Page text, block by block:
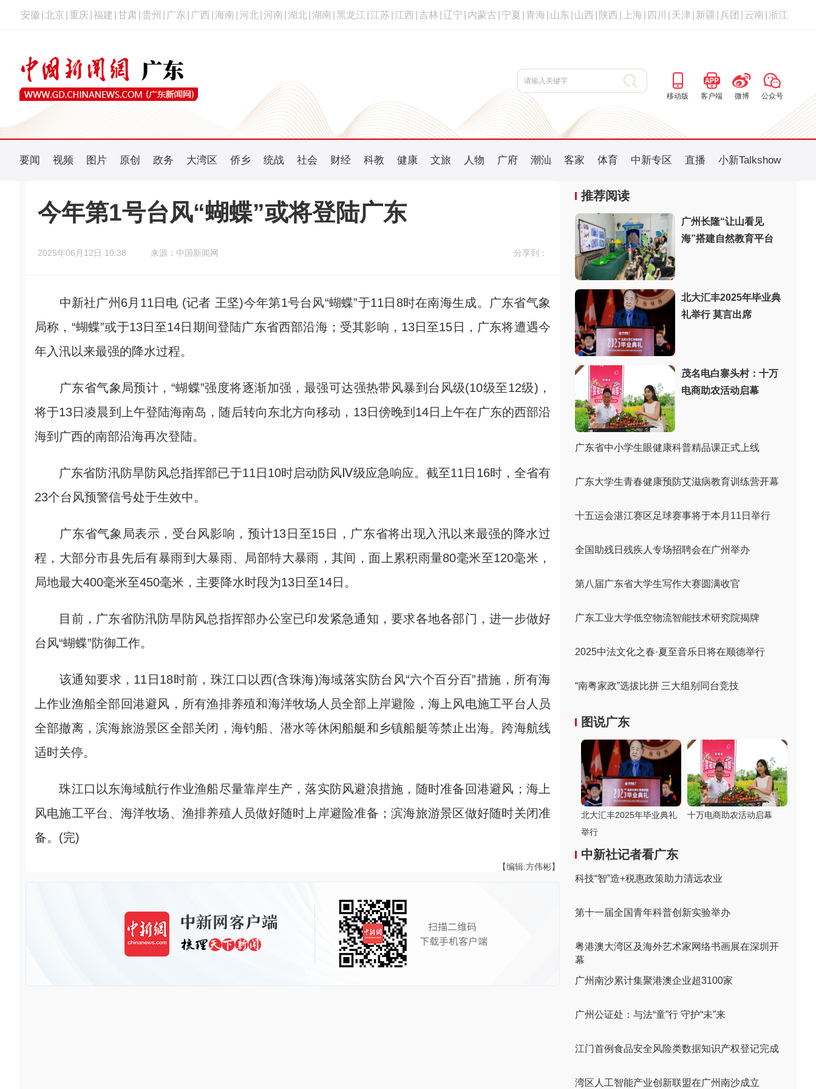
安徽 北京 重庆 福建 甘肃 贵州 广东 广西 海南 河北 河南 湖北 湖南 黑龙江 江苏 江西 吉林 辽宁 内蒙古 宁夏 青海 山东 山西 陕西 上海 四川 天津 新疆 兵团 云南 浙江
移动版 客户端 微博 公众号
要闻 视频 图片 原创 政务 大湾区 侨乡 统战 社会 财经 科教 健康 文旅 人物 广府 潮汕 客家 体育 中新专区 直播 小新Talkshow
今年第1号台风“蝴蝶”或将登陆广东
2025年06月12日 10:38 来源：中国新闻网 分享到：
中新社广州6月11日电 (记者 王坚)今年第1号台风“蝴蝶”于11日8时在南海生成。广东省气象
局称，“蝴蝶”或于13日至14日期间登陆广东省西部沿海；受其影响，13日至15日，广东将遭遇今
年入汛以来最强的降水过程。
广东省气象局预计，“蝴蝶”强度将逐渐加强，最强可达强热带风暴到台风级(10级至12级)，
将于13日凌晨到上午登陆海南岛，随后转向东北方向移动，13日傍晚到14日上午在广东的西部沿
海到广西的南部沿海再次登陆。
广东省防汛防旱防风总指挥部已于11日10时启动防风Ⅳ级应急响应。截至11日16时，全省有
23个台风预警信号处于生效中。
广东省气象局表示，受台风影响，预计13日至15日，广东省将出现入汛以来最强的降水过
程，大部分市县先后有暴雨到大暴雨、局部特大暴雨，其间，面上累积雨量80毫米至120毫米，
局地最大400毫米至450毫米，主要降水时段为13日至14日。
目前，广东省防汛防旱防风总指挥部办公室已印发紧急通知，要求各地各部门，进一步做好
台风“蝴蝶”防御工作。
该通知要求，11日18时前，珠江口以西(含珠海)海域落实防台风“六个百分百”措施，所有海
上作业渔船全部回港避风，所有渔排养殖和海洋牧场人员全部上岸避险，海上风电施工平台人员
全部撤离，滨海旅游景区全部关闭，海钓船、潜水等休闲船艇和乡镇船艇等禁止出海。跨海航线
适时关停。
珠江口以东海域航行作业渔船尽量靠岸生产，落实防风避浪措施，随时准备回港避风；海上
风电施工平台、海洋牧场、渔排养殖人员做好随时上岸避险准备；滨海旅游景区做好随时关闭准
备。(完)
【编辑:方伟彬】
推荐阅读
广州长隆“让山看见
海”搭建自然教育平台
北大汇丰2025年毕业典
礼举行 莫言出席
茂名电白寨头村：十万
电商助农活动启幕
广东省中小学生眼健康科普精品课正式上线
广东大学生青春健康预防艾滋病教育训练营开幕
十五运会湛江赛区足球赛事将于本月11日​举行
全国助残日残疾人专场招聘会在广州举办
第八届广东省大学生写作大赛圆满收官
广东工业大学低空物流智能技术研究院揭牌
2025中法文化之春·夏至音乐日将在顺德举行
“南粤家政”选拔比拼 三大组别同台竞技
图说广东
北大汇丰2025年毕业典礼
举行
十万电商助农活动启幕
中新社记者看广东
科技“智”造+税惠政策助力清远农业
第十一届全国青年科普创新实验举办
粤港澳大湾区及海外艺术家网络书画展在深圳开
幕
广州南沙累计集聚港澳企业超3100家
广州公证处：与法“童”行 守护“未”来
江门首例食品安全风险类数据知识产权登记完成
湾区人工智能产业创新联盟在广州南沙成立